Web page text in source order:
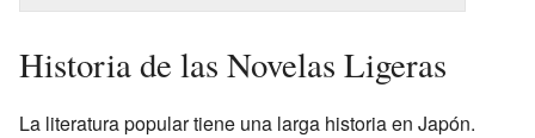
Historia de las Novelas Ligeras
La literatura popular tiene una larga historia en Japón.